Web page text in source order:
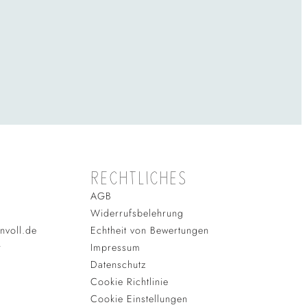
RECHTLICHES
AGB
Widerrufsbelehrung
Echtheit von Bewertungen
Impressum
Datenschutz
Cookie Richtlinie
Cookie Einstellungen